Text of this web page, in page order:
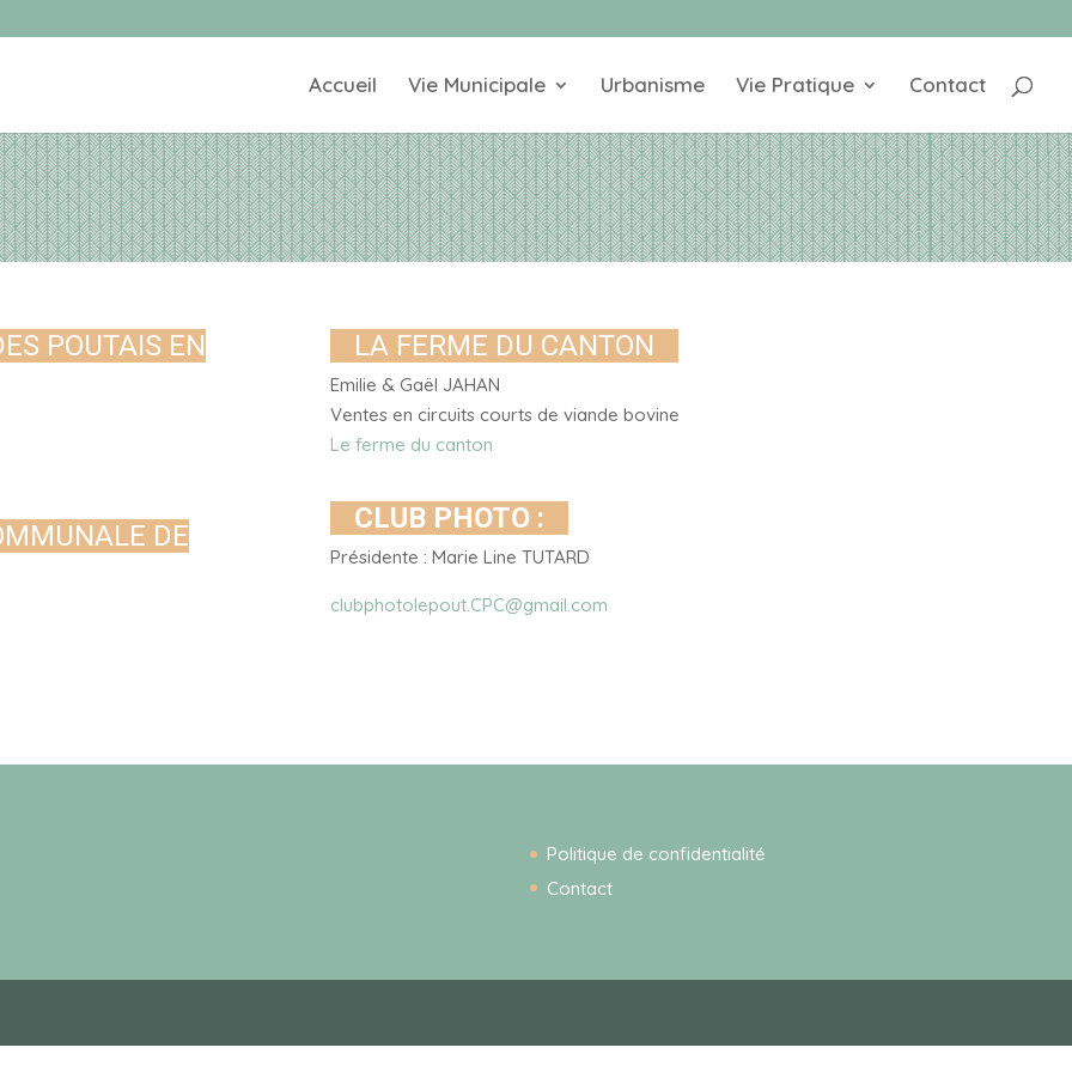
Accueil Vie Municipale Urbanisme Vie Pratique Contact
POUTAIS EN
DE
LA FERME DU CANTON
Emilie & Gaël JAHAN
Ventes en circuits courts de viande bovine
Le ferme du canton
CLUB PHOTO :
Présidente : Marie Line TUTARD
clubphotolepout.CPC@gmail.com
Politique de confidentialité
Contact